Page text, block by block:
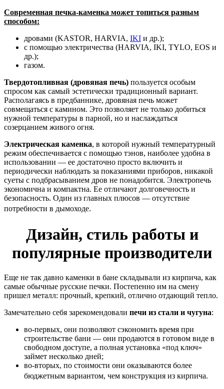
Современная печка-каменка может топиться разным
способом:
дровами (KASTOR, HARVIA, IKI и др.);
с помощью электричества (HARVIA, IKI, TYLO, EOS и
др.);
газом.
Твердотопливная (дровяная печь) пользуется особым
спросом как самый эстетически традиционный вариант.
Располагаясь в предбаннике, дровяная печь может
совмещаться с камином. Это позволяет не только добиться
нужной температуры в парной, но и наслаждаться
созерцанием живого огня.
Электрическая каменка, в которой нужный температурный
режим обеспечивается с помощью тэнов, наиболее удобна в
использовании — ее достаточно просто включить и
периодически наблюдать за показаниями приборов, никакой
суеты с подбрасыванием дров не понадобится. Электропечь
экономична и компактна. Ее отличают долговечность и
безопасность. Один из главных плюсов — отсутствие
потребности в дымоходе.
Дизайн, стиль работы и
популярные производители
Еще не так давно каменки в бане складывали из кирпича, как
самые обычные русские печки. Постепенно им на смену
пришел металл: прочный, крепкий, отлично отдающий тепло.
Замечательно себя зарекомендовали печи из стали и чугуна:
во-первых, они позволяют сэкономить время при
строительстве бани — они продаются в готовом виде в
свободном доступе, а полная установка «под ключ»
займет несколько дней;
во-вторых, по стоимости они оказываются более
бюджетным вариантом, чем конструкция из кирпича.